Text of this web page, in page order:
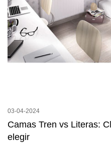
03-04-2024
Camas Tren vs Literas:
elegir